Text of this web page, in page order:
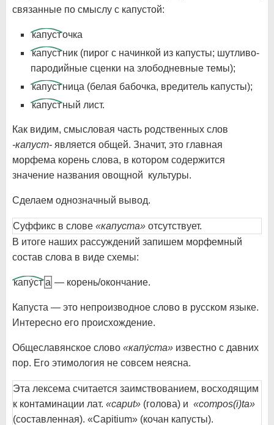
связанные по смыслу с капустой:
капусточка
капустник (пирог с начинкой из капусты; шутливо-
пародийные сценки на злободневные темы);
капустница (белая бабочка, вредитель капусты);
капустный лист.
Как видим, смысловая часть родственных слов
-капуст- является общей. Значит, это главная
морфема корень слова, в котором содержится
значение названия овощной культуры.
Сделаем однозначный вывод.
Суффикс в слове «капуста» отсутствует.
В итоге наших рассуждений запишем морфемный
состав слова в виде схемы:
капу́ст а — корень/окончание.
Капуста — это непроизводное слово в русском языке.
Интересно его происхождение.
Общеславянское слово «капу́ста» известно с давних
пор. Его этимология не совсем неясна.
Эта лексема считается заимствованием, восходящим
к контаминации лат. «caput» (голова) и «compos(i)ta»
(составленная). «Capitium» (кочан капусты).